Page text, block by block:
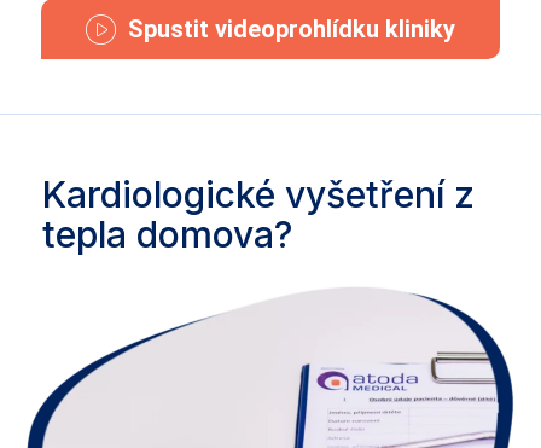
Spustit videoprohlídku kliniky
Kardiologické vyšetření z
tepla domova?